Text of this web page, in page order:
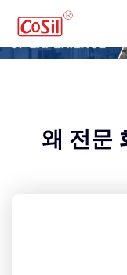
왜 전문